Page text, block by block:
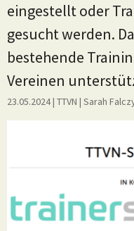
eingestellt oder
gesucht werden.
bestehende
Vereinen
23.05.2024| TTVN | Sarah